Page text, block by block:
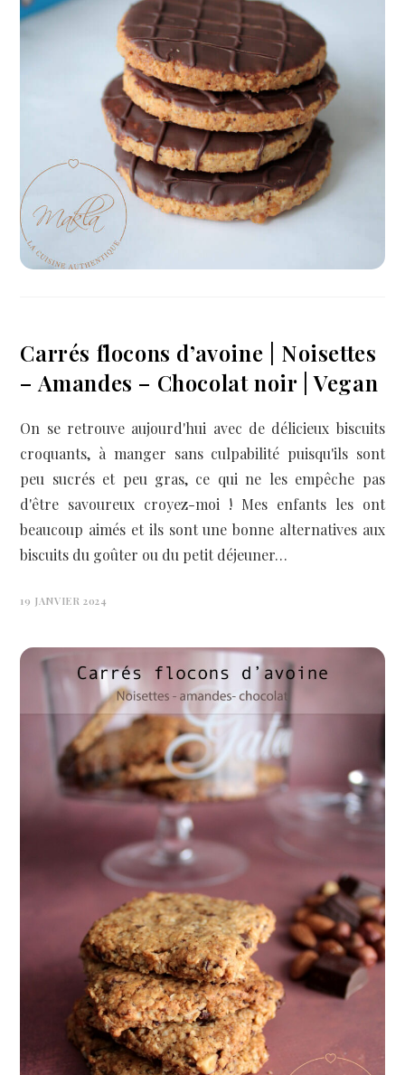
Carrés flocons d’avoine | Noisettes
– Amandes – Chocolat noir | Vegan
On se retrouve aujourd'hui avec de délicieux biscuits
croquants, à manger sans culpabilité puisqu'ils sont
peu sucrés et peu gras, ce qui ne les empêche pas
d'être savoureux croyez-moi ! Mes enfants les ont
beaucoup aimés et ils sont une bonne alternatives aux
biscuits du goûter ou du petit déjeuner…
19 JANVIER 2024